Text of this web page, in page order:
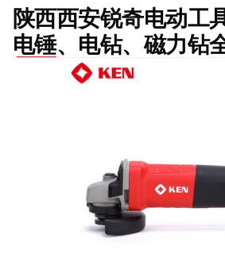
陕西西安锐奇电动工
电锤、电钻、磁力钻